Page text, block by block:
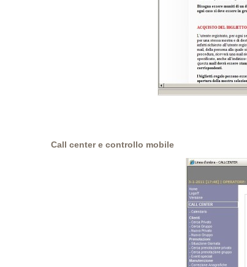
Call center e controllo mobile